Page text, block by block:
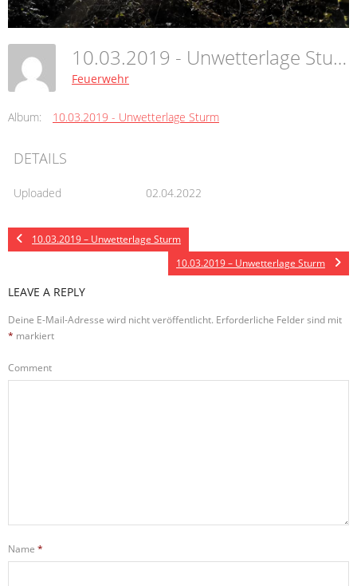
10.03.2019 - Unwetterlage Sturm
Feuerwehr
Album: 10.03.2019 - Unwetterlage Sturm
DETAILS
Uploaded 02.04.2022
10.03.2019 – Unwetterlage Sturm
10.03.2019 – Unwetterlage Sturm
LEAVE A REPLY
Deine E-Mail-Adresse wird nicht veröffentlicht. Erforderliche Felder sind mit
* markiert
Comment
Name *